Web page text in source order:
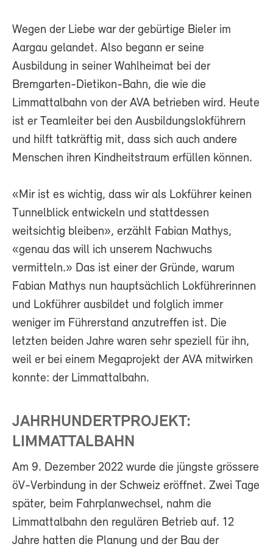
Wegen der Liebe war der gebürtige Bieler im
Aargau gelandet. Also begann er seine
Ausbildung in seiner Wahlheimat bei der
Bremgarten-Dietikon-Bahn, die wie die
Limmattalbahn von der AVA betrieben wird. Heute
ist er Teamleiter bei den Ausbildungslokführern
und hilft tatkräftig mit, dass sich auch andere
Menschen ihren Kindheitstraum erfüllen können.
«Mir ist es wichtig, dass wir als Lokführer keinen
Tunnelblick entwickeln und stattdessen
weitsichtig bleiben», erzählt Fabian Mathys,
«genau das will ich unserem Nachwuchs
vermitteln.» Das ist einer der Gründe, warum
Fabian Mathys nun hauptsächlich Lokführerinnen
und Lokführer ausbildet und folglich immer
weniger im Führerstand anzutreffen ist. Die
letzten beiden Jahre waren sehr speziell für ihn,
weil er bei einem Megaprojekt der AVA mitwirken
konnte: der Limmattalbahn.
JAHRHUNDERTPROJEKT:
LIMMATTALBAHN
Am 9. Dezember 2022 wurde die jüngste grössere
öV-Verbindung in der Schweiz eröffnet. Zwei Tage
später, beim Fahrplanwechsel, nahm die
Limmattalbahn den regulären Betrieb auf. 12
Jahre hatten die Planung und der Bau der